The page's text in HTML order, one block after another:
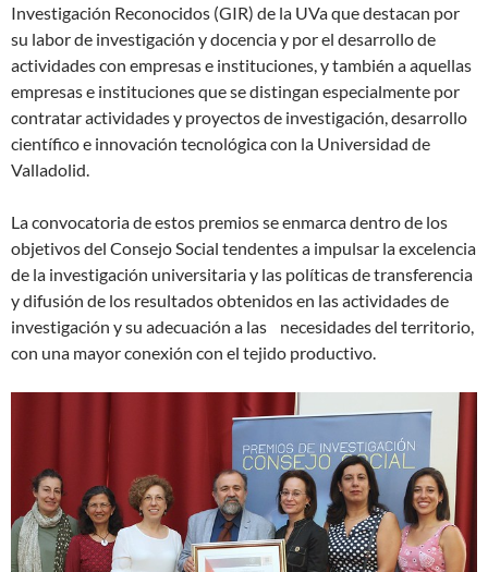
Investigación Reconocidos (GIR) de la UVa que destacan por
su labor de investigación y docencia y por el desarrollo de
actividades con empresas e instituciones, y también a aquellas
empresas e instituciones que se distingan especialmente por
contratar actividades y proyectos de investigación, desarrollo
científico e innovación tecnológica con la Universidad de
Valladolid.
La convocatoria de estos premios se enmarca dentro de los
objetivos del Consejo Social tendentes a impulsar la excelencia
de la investigación universitaria y las políticas de transferencia
y difusión de los resultados obtenidos en las actividades de
investigación y su adecuación a las necesidades del territorio,
con una mayor conexión con el tejido productivo.